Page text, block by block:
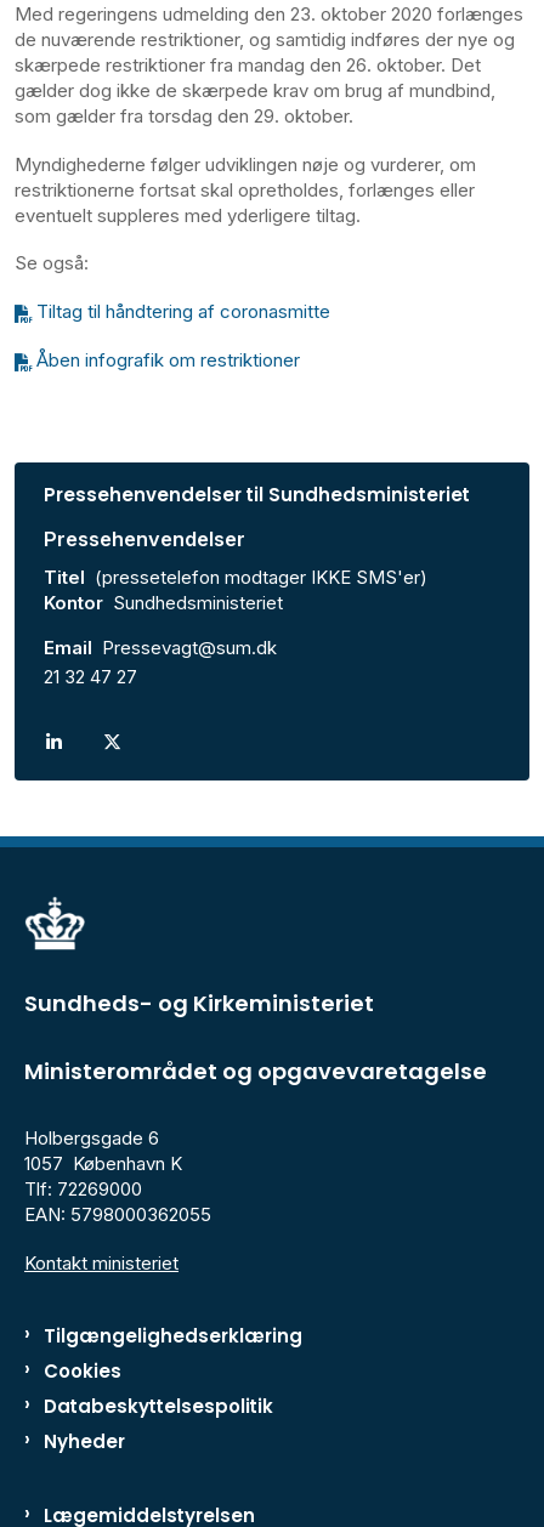
Med regeringens udmelding den 23. oktober 2020 forlænges
de nuværende restriktioner, og samtidig indføres der nye og
skærpede restriktioner fra mandag den 26. oktober. Det
gælder dog ikke de skærpede krav om brug af mundbind,
som gælder fra torsdag den 29. oktober.
Myndighederne følger udviklingen nøje og vurderer, om
restriktionerne fortsat skal opretholdes, forlænges eller
eventuelt suppleres med yderligere tiltag.
Se også:
Tiltag til håndtering af coronasmitte
Åben infografik om restriktioner
Pressehenvendelser til Sundhedsministeriet
Pressehenvendelser
Titel (pressetelefon modtager IKKE SMS'er)
Kontor Sundhedsministeriet
Email Pressevagt@sum.dk
21 32 47 27
Sundheds- og Kirkeministeriet
Ministerområdet og opgavevaretagelse
Holbergsgade 6
1057 København K
Tlf: 72269000
EAN: 5798000362055
Kontakt ministeriet
Tilgængelighedserklæring
Cookies
Databeskyttelsespolitik
Nyheder
Lægemiddelstyrelsen